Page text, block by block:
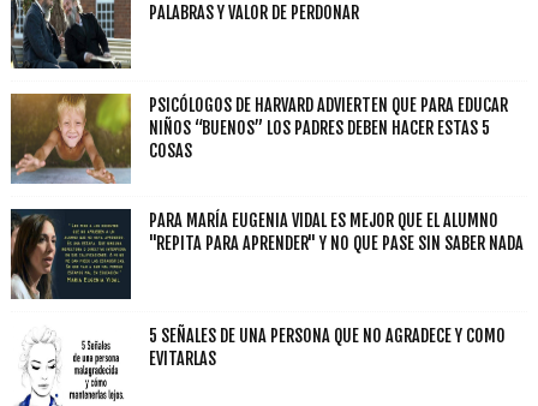
PALABRAS Y VALOR DE PERDONAR
PSICÓLOGOS DE HARVARD ADVIERTEN QUE PARA EDUCAR
NIÑOS “BUENOS” LOS PADRES DEBEN HACER ESTAS 5
COSAS
PARA MARÍA EUGENIA VIDAL ES MEJOR QUE EL ALUMNO
"REPITA PARA APRENDER" Y NO QUE PASE SIN SABER NADA
5 SEÑALES DE UNA PERSONA QUE NO AGRADECE Y COMO
EVITARLAS